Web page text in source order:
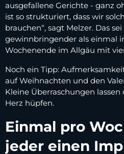
ausgefallene Gerichte - ganz
ist so strukturiert, dass wir
brauchen“, sagt Melzer. Das
gewinnbringender als einmal
Wochenende im Allgäu mit
Noch ein Tipp:
auf Weihnachten und den
Kleine Überraschungen
Herz hüpfen.
Einmal pro
jeder einen